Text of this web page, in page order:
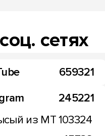
сетях
659321
245221
из МТ103324